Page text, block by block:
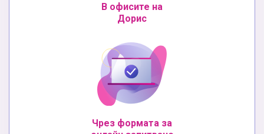
В офисите на
Дорис
Чрез формата за